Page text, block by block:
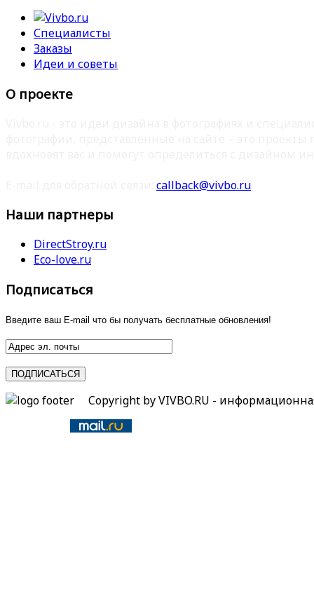
Специалисты
Заказы
Идеи и советы
О проекте
callback@vivbo.ru
Наши партнеры
DirectStroy.ru
Eco-love.ru
Подписаться
Введите ваш E-mail что бы получать бесплатные обновления!
Copyright by VIVBO.RU -